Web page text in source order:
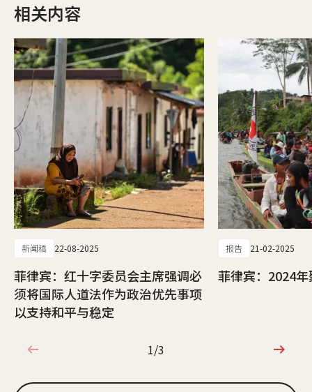
相关内容
新闻稿 22-08-2025
菲律宾：红十字委员会主席强调必
须将国际人道法作为政治优先事项
以支持和平与稳定
报告 21-02-2025
菲律宾：2024
1/3
1/3